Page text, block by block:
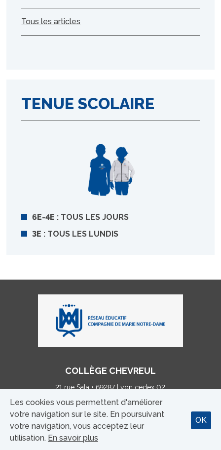
Tous les articles
TENUE SCOLAIRE
6E-4E : TOUS LES JOURS
3E : TOUS LES LUNDIS
COLLÈGE CHEVREUL
21 rue Sala • 69287 Lyon cedex 02
Tél : 04 78 38 20 00 • p.debreyne@chevreullestonnac.fr
MENTIONS LÉGALES
Les cookies vous permettent d'améliorer
votre navigation sur le site. En poursuivant
votre navigation, vous acceptez leur
utilisation. En savoir plus
OK